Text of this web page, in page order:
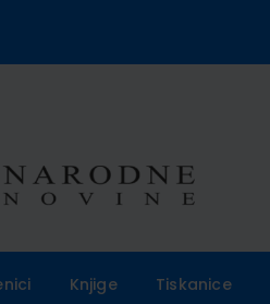
Knjige Tiskanice